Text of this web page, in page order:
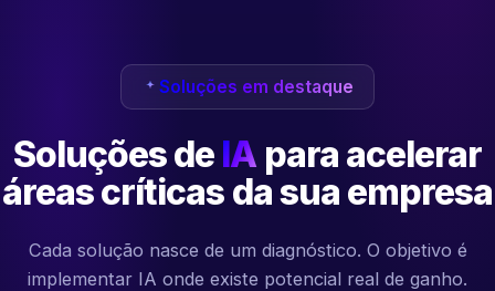
Soluções em destaque
Soluções de IA para acelerar
áreas críticas da sua empresa
Cada solução nasce de um diagnóstico. O objetivo é
implementar IA onde existe potencial real de ganho.